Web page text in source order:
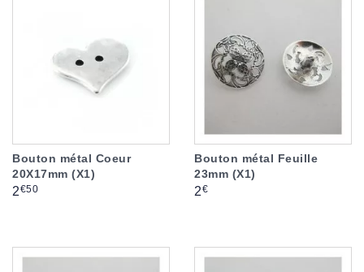
Bouton métal Coeur
20X17mm (X1)
Prix
2€50
Bouton métal Feuille
23mm (X1)
Prix
2€